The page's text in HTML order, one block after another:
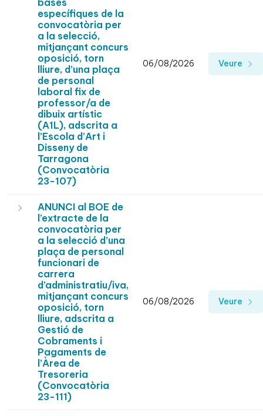
bases
específiques de la
convocatòria per
a la selecció,
mitjançant concurs
oposició, torn
lliure, d’una plaça
de personal
laboral fix de
professor/a de
dibuix artístic
(A1L), adscrita a
l’Escola d’Art i
Disseny de
Tarragona
(Convocatòria
23-107)
06/08/2026 Veure
ANUNCI al BOE de
l’extracte de la
convocatòria per
a la selecció d’una
plaça de personal
funcionari de
carrera
d’administratiu/iva,
mitjançant concurs
oposició, torn
lliure, adscrita a
Gestió de
Cobraments i
Pagaments de
l’Àrea de
Tresoreria
(Convocatòria
23-111)
06/08/2026 Veure